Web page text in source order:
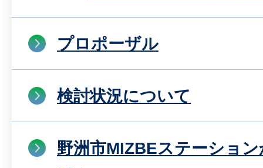
プロポーザル
検討状況について
野洲市MIZBEステーショ